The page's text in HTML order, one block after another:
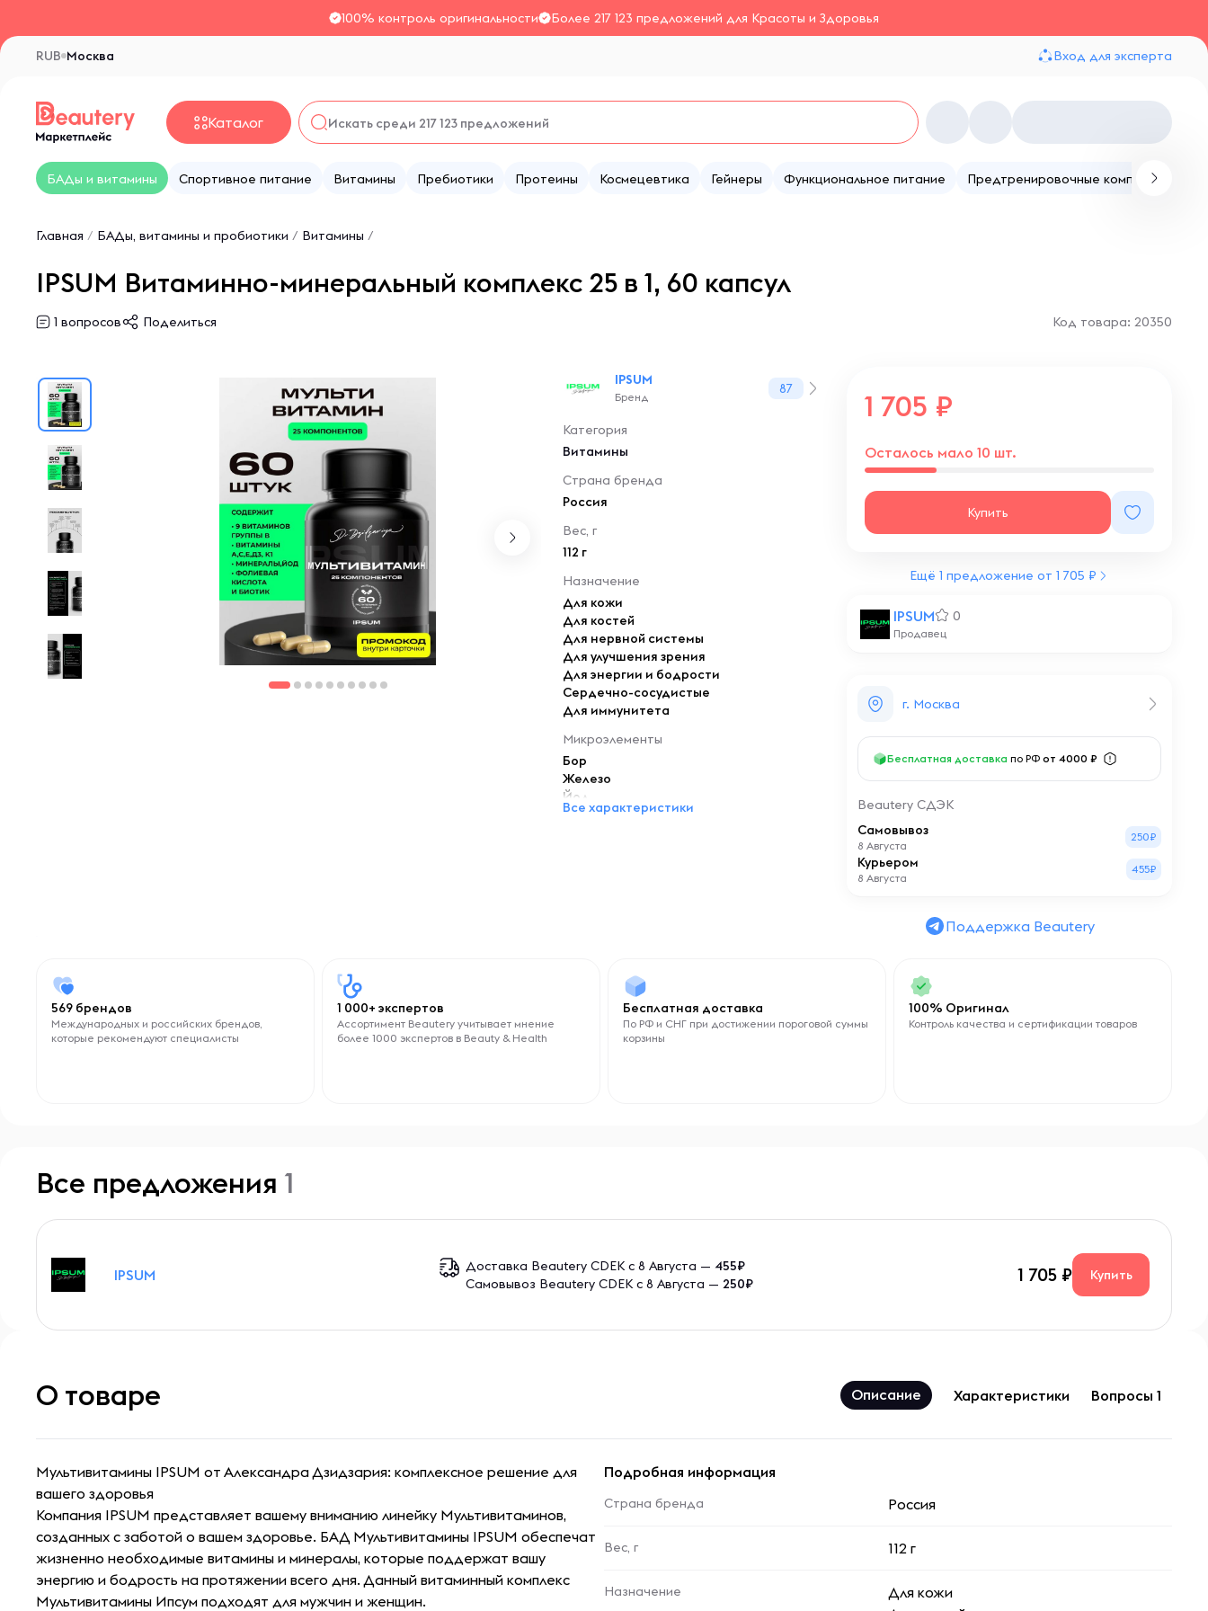
100% контроль оригинальности Более 217 123 предложений для Красоты и Здоровья
Москва
RUB Вход для эксперта
Каталог
БАДы и витамины Спортивное питание Витамины Пребиотики Протеины Космецевтика Гейнеры Функциональное питание Предтренировочные комплексы
Главная / БАДы, витамины и пробиотики / Витамины /
IPSUM Витаминно-минеральный комплекс 25 в 1, 60 капсул
1 вопросов Поделиться Код товара: 20350
IPSUM
Бренд
87
Категория
Витамины
Страна бренда
Россия
Вес, г
112 г
Назначение
Для кожи
Для костей
Для нервной системы
Для улучшения зрения
Для энергии и бодрости
Сердечно-сосудистые
Для иммунитета
Микроэлементы
Бор
Железо
Йод
Марганец
Витамин D3
Витамин C
Витамин A
Все характеристики
IPSUM 0
Продавец
1 705
Осталось мало 10 шт.
Купить
г. Москва
Бесплатная доставка по РФ от 4000 ₽
Beautery СДЭК
Самовывоз
8 Августа
250₽
Курьером
8 Августа
455₽
Ещё 1 предложение от 1 705 ₽
Поддержка Beautery
569 брендов
Международных и российских брендов,
которые рекомендуют специалисты
1 000+ экспертов
Ассортимент Beautery учитывает мнение
более 1000 экспертов в Beauty & Health
Бесплатная доставка
По РФ и СНГ при достижении пороговой суммы
корзины
100% Оригинал
Контроль качества и сертификации товаров
Все предложения 1
IPSUM Доставка Beautery CDEK с 8 Августа —455₽
Самовывоз Beautery CDEK с 8 Августа —250₽ 1 705 Купить
О товаре Описание Характеристики Вопросы 1
Мультивитамины IPSUM от Александра Дзидзария: комплексное решение для
вашего здоровья
Компания IPSUM представляет вашему вниманию линейку Мультивитаминов,
созданных с заботой о вашем здоровье. БАД Мультивитамины IPSUM обеспечат
жизненно необходимые витамины и минералы, которые поддержат вашу
энергию и бодрость на протяжении всего дня. Данный витаминный комплекс
Мультивитамины Ипсум подходят для мужчин и женщин.
Подробная информация
Страна бренда Россия
Вес, г 112 г
Назначение
Для кожи